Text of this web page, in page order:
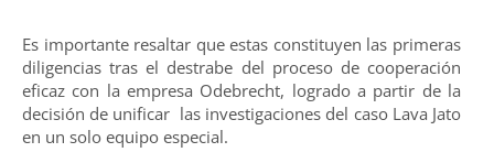
Es importante resaltar que estas constituyen las primeras
diligencias tras el destrabe del proceso de cooperación
eficaz con la empresa Odebrecht, logrado a partir de la
decisión de unificar las investigaciones del caso Lava Jato
en un solo equipo especial.